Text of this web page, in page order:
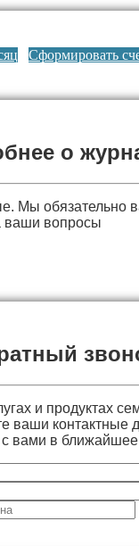
Сформировать
о
Мы обязательно
ваши вопросы
и продуктах
ваши
с вами в